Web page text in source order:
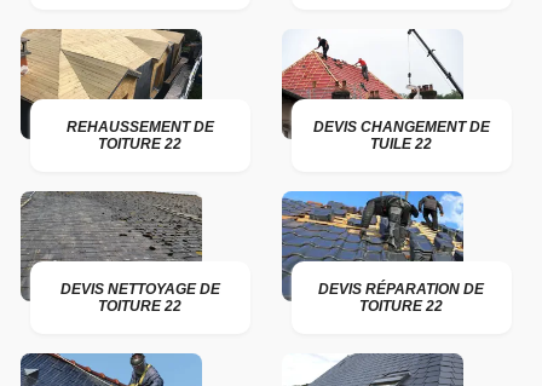
REHAUSSEMENT DE
TOITURE 22
DEVIS CHANGEMENT DE
TUILE 22
DEVIS NETTOYAGE DE
TOITURE 22
DEVIS RÉPARATION DE
TOITURE 22